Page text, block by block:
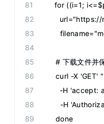
for ((i=1;
# 下载文件
curl -X 'GET'
-H 'accept:
-H
    done